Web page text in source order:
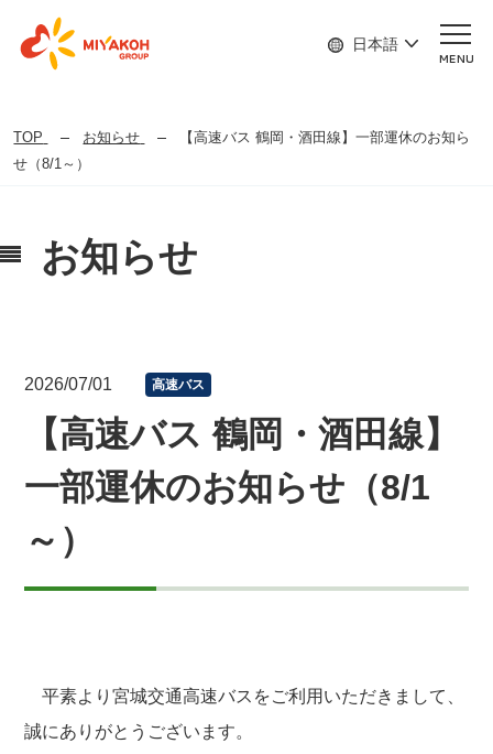
日本語
MENU
TOP お知らせ
【高速バス 鶴岡・酒田線】一部運休のお知ら
せ（8/1～）
お知らせ
2026/07/01 高速バス
【高速バス 鶴岡・酒田線】
一部運休のお知らせ（8/1
～）
平素より宮城交通高速バスをご利用いただきまして、
誠にありがとうございます。